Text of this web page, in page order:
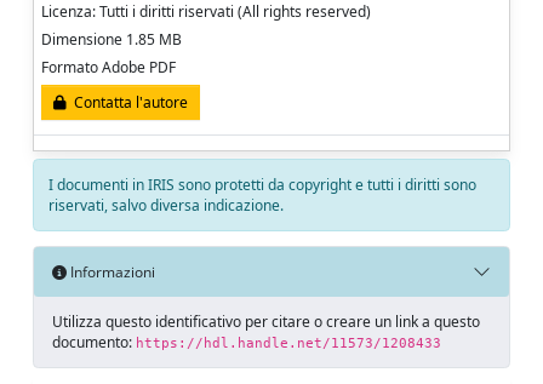
Licenza: Tutti i diritti riservati (All rights reserved)
Dimensione 1.85 MB
Formato Adobe PDF
Contatta l'autore
I documenti in IRIS sono protetti da copyright e tutti i diritti sono
riservati, salvo diversa indicazione.
Informazioni
Utilizza questo identificativo per citare o creare un link a questo
documento: https://hdl.handle.net/11573/1208433